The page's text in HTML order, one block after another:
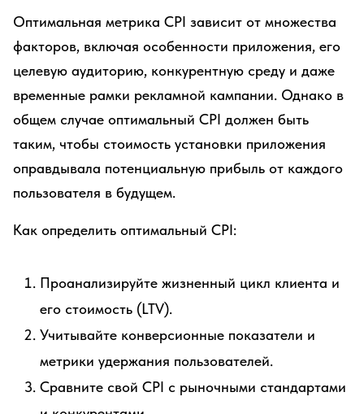
Оптимальная метрика CPI зависит от множества
факторов, включая особенности приложения, его
целевую аудиторию, конкурентную среду и даже
временные рамки рекламной кампании. Однако в
общем случае оптимальный CPI должен быть
таким, чтобы стоимость установки приложения
оправдывала потенциальную прибыль от каждого
пользователя в будущем.
Как определить оптимальный CPI:
Проанализируйте жизненный цикл клиента и
его стоимость (LTV).
Учитывайте конверсионные показатели и
метрики удержания пользователей.
Сравните свой CPI с рыночными стандартами